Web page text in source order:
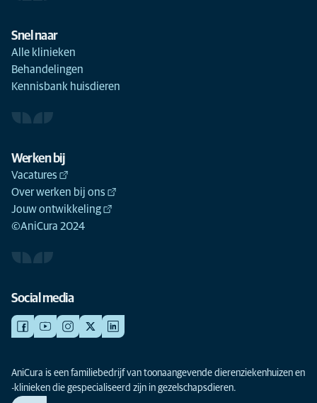
Snel naar
Alle klinieken
Behandelingen
Kennisbank huisdieren
Werken bij
Vacatures
Over werken bij ons
Jouw ontwikkeling
©AniCura 2024
Social media
AniCura is een familiebedrijf van toonaangevende dierenziekenhuizen en
-klinieken die gespecialiseerd zijn in gezelschapsdieren.